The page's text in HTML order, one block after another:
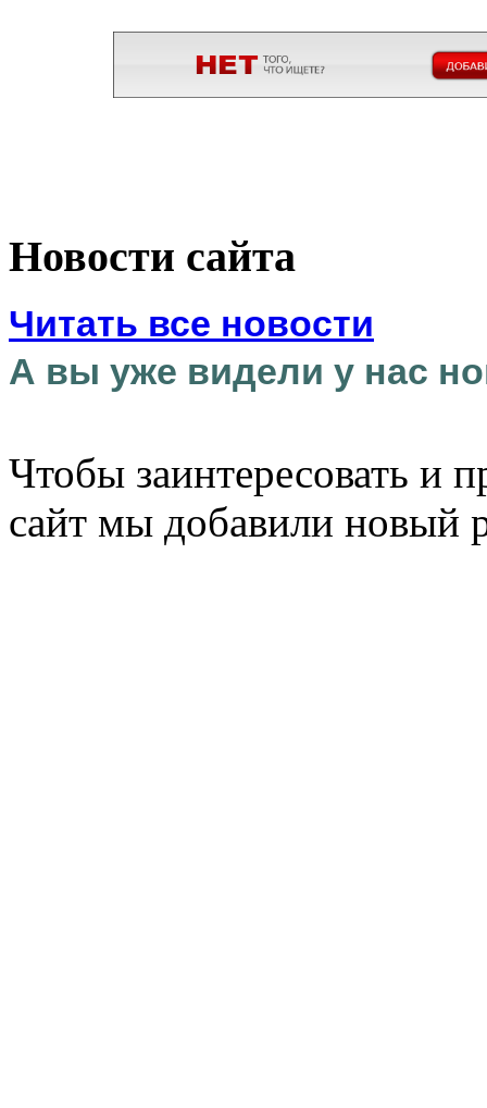
Новости сайта
Читать все новости
А вы уже видели у нас
Чтобы заинтересовать и
сайт мы добавили новый